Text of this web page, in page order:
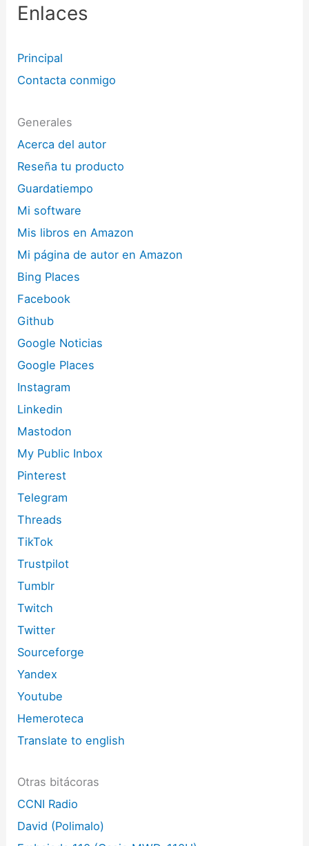
Enlaces
Principal
Contacta conmigo
Generales
Acerca del autor
Reseña tu producto
Guardatiempo
Mi software
Mis libros en Amazon
Mi página de autor en Amazon
Bing Places
Facebook
Github
Google Noticias
Google Places
Instagram
Linkedin
Mastodon
My Public Inbox
Pinterest
Telegram
Threads
TikTok
Trustpilot
Tumblr
Twitch
Twitter
Sourceforge
Yandex
Youtube
Hemeroteca
Translate to english
Otras bitácoras
CCNI Radio
David (Polimalo)